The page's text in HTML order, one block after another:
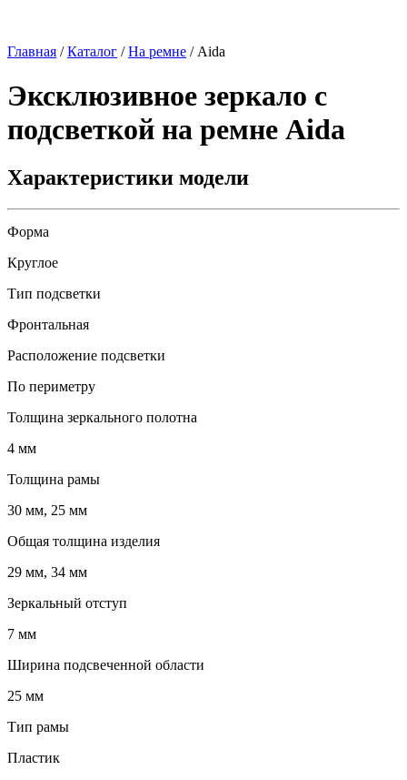
Главная /Каталог /На ремне / Aida
Эксклюзивное зеркало с
подсветкой на ремне Aida
Характеристики модели
Форма
Круглое
Тип подсветки
Фронтальная
Расположение подсветки
По периметру
Толщина зеркального полотна
4 мм
Толщина рамы
30 мм, 25 мм
Общая толщина изделия
29 мм, 34 мм
Зеркальный отступ
7 мм
Ширина подсвеченной области
25 мм
Тип рамы
Пластик